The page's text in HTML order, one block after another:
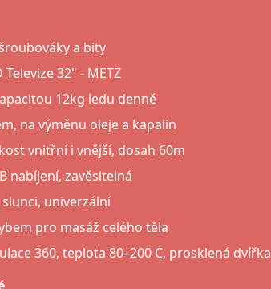
a bity
Televize 32" - METZ
12kg ledu denně
na výměnu oleje a kapalin
vnitřní i vnější, dosah 60m
nabíjení, zavěsitelná
univerzální
pro masáž celého těla
360, teplota 80–200 C, prosklená dvířka